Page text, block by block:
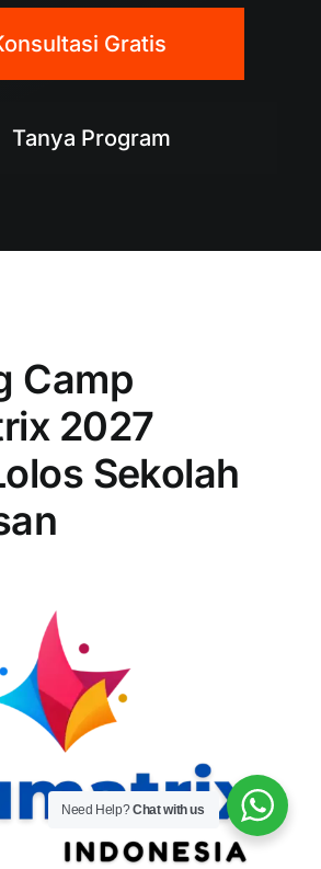
Gratis
Tanya Program
Camp
2027
Sekolah
Need Help?Chat with us